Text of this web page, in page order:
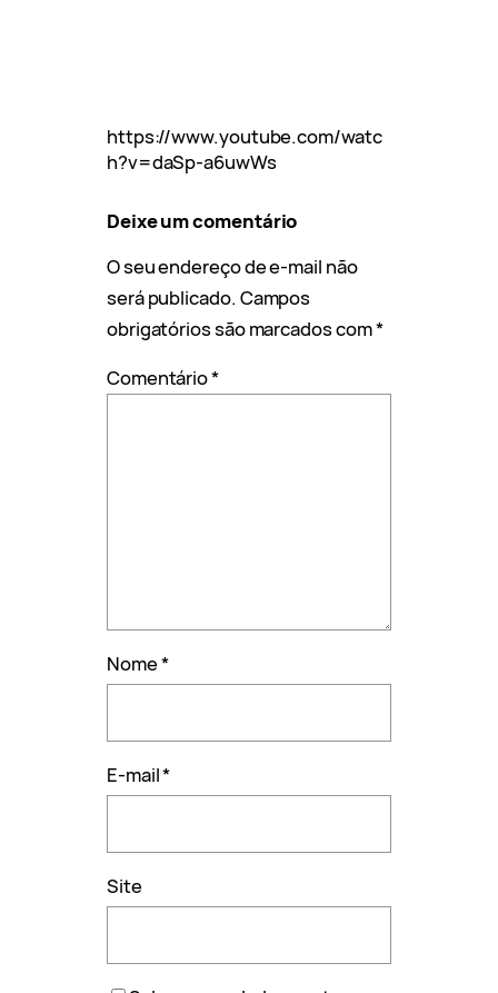
https://www.youtube.com/watc
h?v=daSp-a6uwWs
Deixe um comentário
O seu endereço de e-mail não
será publicado. Campos
obrigatórios são marcados com*
Comentário*
Nome*
E-mail*
Site